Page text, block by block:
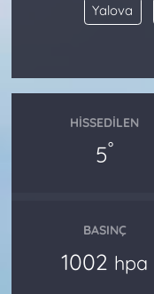
Yalova
HISSEDILEN
5°
BASINÇ
1002 hpa